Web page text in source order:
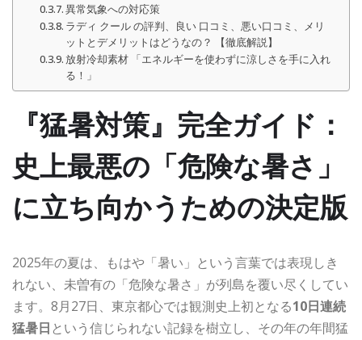
異常気象への対応策
ラディ クール の評判、良い 口コミ、悪い口コミ、メリ
ットとデメリットはどうなの？ 【徹底解説】
放射冷却素材 「エネルギーを使わずに涼しさを手に入れ
る！」
『猛暑対策』完全ガイド：
史上最悪の「危険な暑さ」
に立ち向かうための決定版
2025年の夏は、もはや「暑い」という言葉では表現しき
れない、未曽有の「危険な暑さ」が列島を覆い尽くしてい
ます。8月27日、東京都心では観測史上初となる10日連続
猛暑日 という信じられない記録を樹立し、その年の年間猛